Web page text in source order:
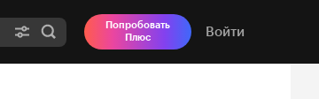
Попробовать
Плюс
Войти